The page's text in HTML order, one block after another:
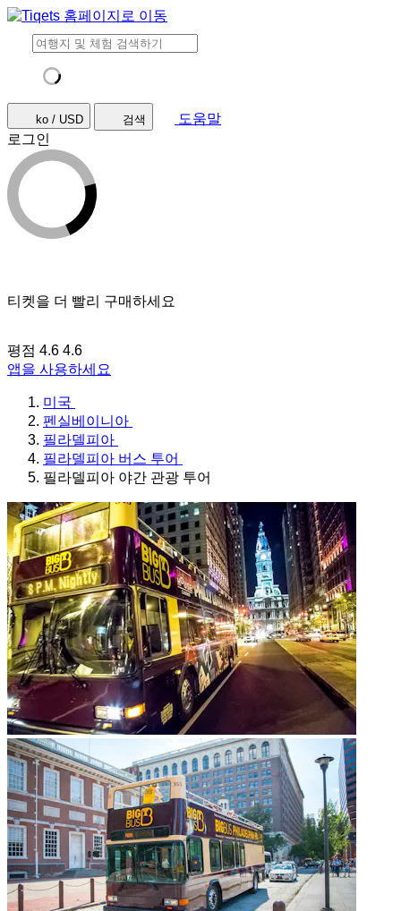
ko / USD 검색
도움말
로그인
티켓을 더 빨리 구매하세요
평점 4.6 4.6
앱을 사용하세요
미국
펜실베이니아
필라델피아
필라델피아 버스 투어
필라델피아 야간 관광 투어